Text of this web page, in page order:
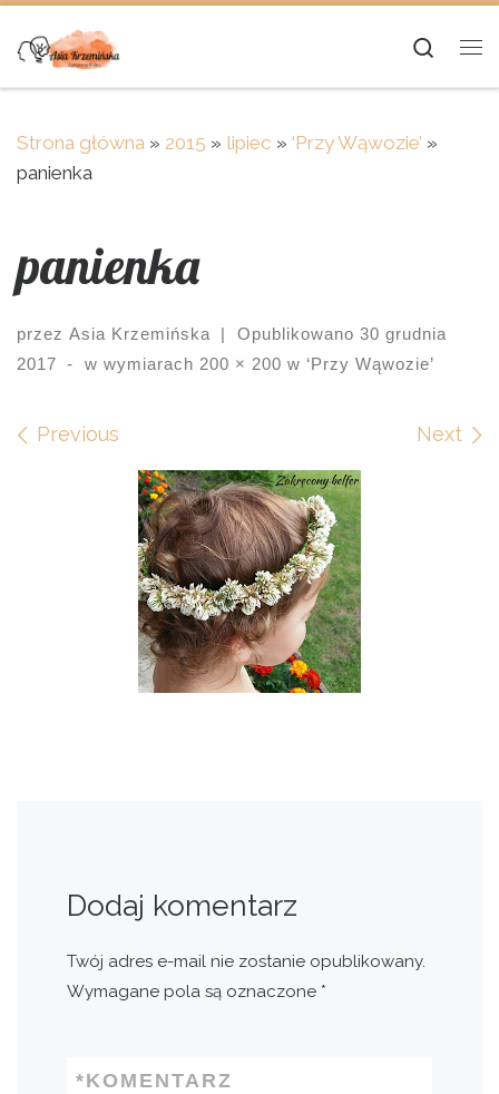
Skip to content
Strona główna » 2015 » lipiec » ‘Przy Wąwozie’ »
panienka
panienka
przez Asia Krzemińska | Opublikowano 30 grudnia
2017
- w wymiarach 200 × 200 w ‘Przy Wąwozie’
Images navigation
Previous Next
Dodaj komentarz
Twój adres e-mail nie zostanie opublikowany.
Wymagane pola są oznaczone *
KOMENTARZ
*